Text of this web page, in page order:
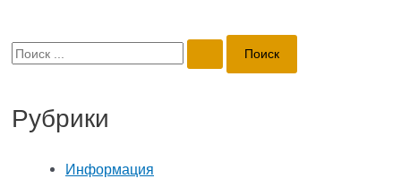
П
и
Рубрики
Информация